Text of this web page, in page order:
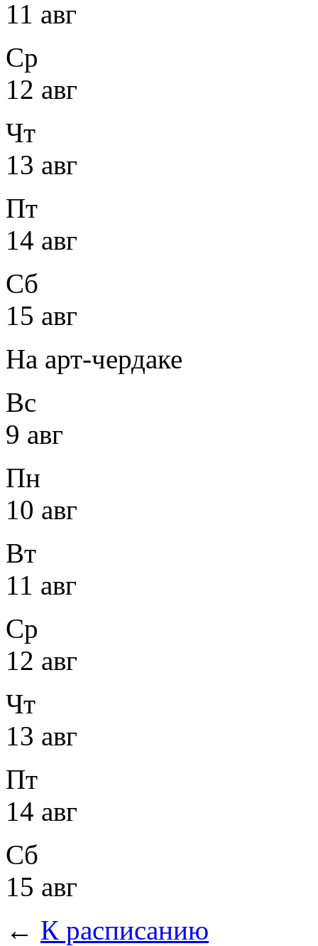
11 авг
Ср
12 авг
Чт
13 авг
Пт
14 авг
Сб
15 авг
На арт-чердаке
Вс
9 авг
Пн
10 авг
Вт
11 авг
Ср
12 авг
Чт
13 авг
Пт
14 авг
Сб
15 авг
← К расписанию